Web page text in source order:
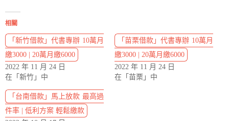
相關
「新竹借款」代書專辦 10萬月
繳3000 | 20萬月繳6000
2022 年 11 月 24 日
在「新竹」中
「苗栗借款」代書專辦 10萬月
繳3000 | 20萬月繳6000
2022 年 11 月 24 日
在「苗栗」中
「台南借款」馬上放款 最高過
件率 | 低利方案 輕鬆繳款